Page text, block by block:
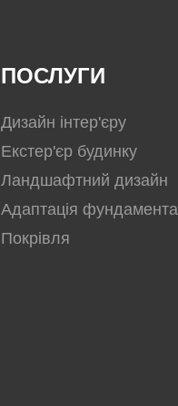
ПОСЛУГИ
Дизайн інтер'єру
Екстер'єр будинку
Ландшафтний дизайн
Адаптація фундамента
Покрівля